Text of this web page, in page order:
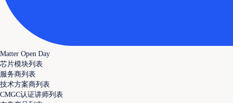
Matter Open Day
芯片模块列表
服务商列表
技术方案商列表
CMGC认证讲师列表